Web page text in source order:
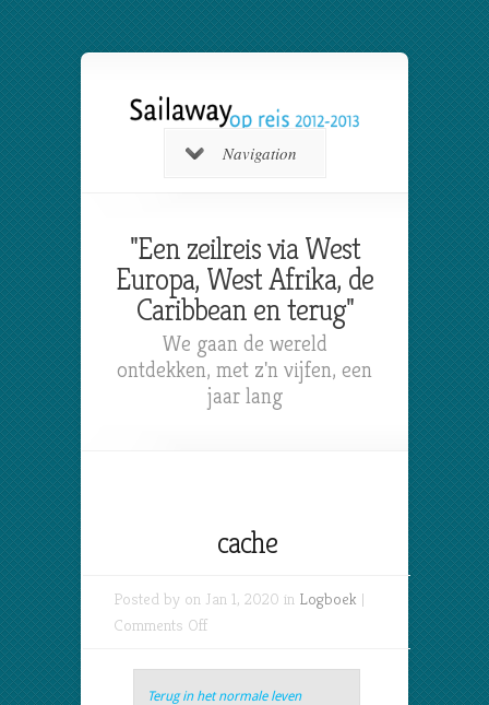
Navigation
"Een zeilreis via West
Europa, West Afrika, de
Caribbean en terug"
We gaan de wereld
ontdekken, met z'n vijfen, een
jaar lang
cache
Posted by on Jan 1, 2020 in Logboek |
Comments Offon
Terug in het normale leven